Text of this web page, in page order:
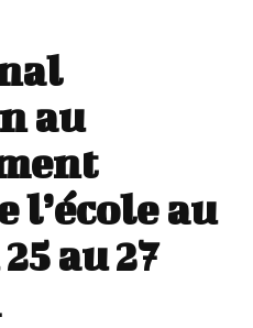
au
l’école au
au 27